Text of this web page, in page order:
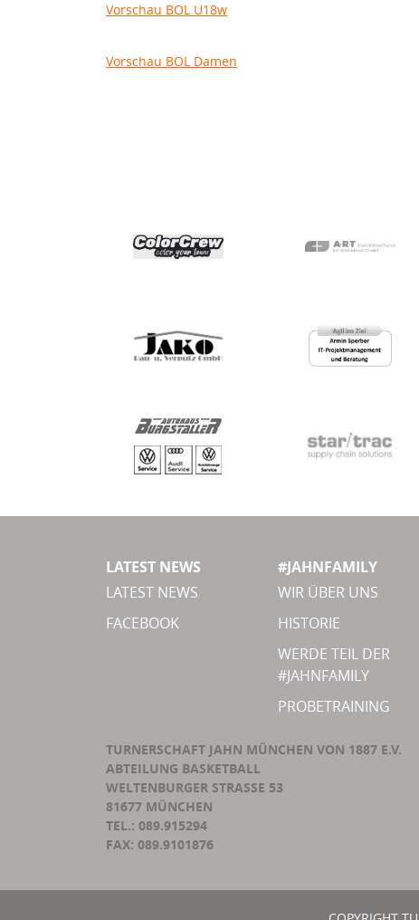
Vorschau BOL U18w
Vorschau BOL Damen
LATEST NEWS
LATEST NEWS
FACEBOOK
#JAHNFAMILY
WIR ÜBER UNS
HISTORIE
WERDE TEIL DER
#JAHNFAMILY
PROBETRAINING
TURNERSCHAFT JAHN MÜNCHEN VON 1887 E.V.
ABTEILUNG BASKETBALL
WELTENBURGER STRASSE 53
81677 MÜNCHEN
TEL.: 089.915294
FAX: 089.9101876